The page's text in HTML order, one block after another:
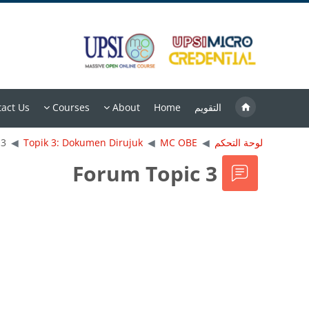
التقويم Home
About
Courses
Us
لوحة التحكم MC OBE
Topik 3: Dokumen Dirujuk
Forum Topic 3